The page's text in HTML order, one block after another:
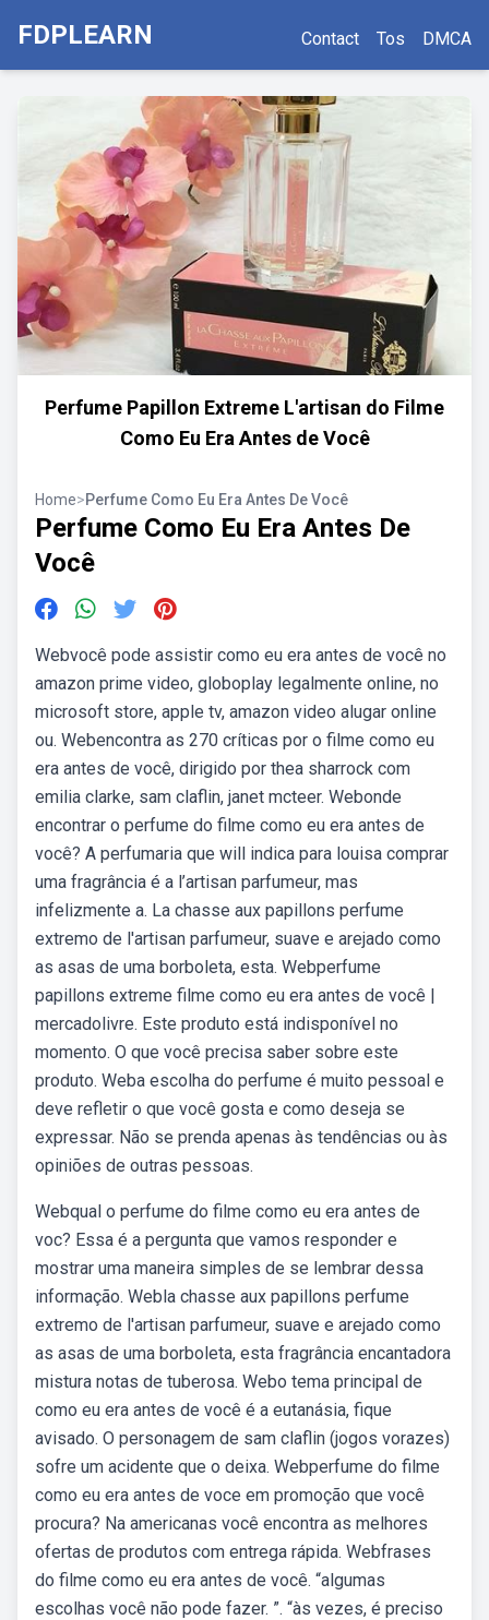
FDPLEARN Contact Tos DMCA
Perfume Papillon Extreme L'artisan do Filme
Como Eu Era Antes de Você
Home>Perfume Como Eu Era Antes De Você
Perfume Como Eu Era Antes De
Você
Webvocê pode assistir como eu era antes de você no
amazon prime video, globoplay legalmente online, no
microsoft store, apple tv, amazon video alugar online
ou. Webencontra as 270 críticas por o filme como eu
era antes de você, dirigido por thea sharrock com
emilia clarke, sam claflin, janet mcteer. Webonde
encontrar o perfume do filme como eu era antes de
você? A perfumaria que will indica para louisa comprar
uma fragrância é a l’artisan parfumeur, mas
infelizmente a. La chasse aux papillons perfume
extremo de l'artisan parfumeur, suave e arejado como
as asas de uma borboleta, esta. Webperfume
papillons extreme filme como eu era antes de você |
mercadolivre. Este produto está indisponível no
momento. O que você precisa saber sobre este
produto. Weba escolha do perfume é muito pessoal e
deve refletir o que você gosta e como deseja se
expressar. Não se prenda apenas às tendências ou às
opiniões de outras pessoas.
Webqual o perfume do filme como eu era antes de
voc? Essa é a pergunta que vamos responder e
mostrar uma maneira simples de se lembrar dessa
informação. Webla chasse aux papillons perfume
extremo de l'artisan parfumeur, suave e arejado como
as asas de uma borboleta, esta fragrância encantadora
mistura notas de tuberosa. Webo tema principal de
como eu era antes de você é a eutanásia, fique
avisado. O personagem de sam claflin (jogos vorazes)
sofre um acidente que o deixa. Webperfume do filme
como eu era antes de voce em promoção que você
procura? Na americanas você encontra as melhores
ofertas de produtos com entrega rápida. Webfrases
do filme como eu era antes de você. “algumas
escolhas você não pode fazer. ”. “às vezes, é preciso